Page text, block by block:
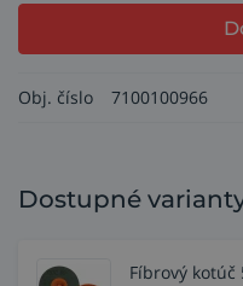
Obj. číslo 7100100966
Dostupné
Fíbrový kotúč